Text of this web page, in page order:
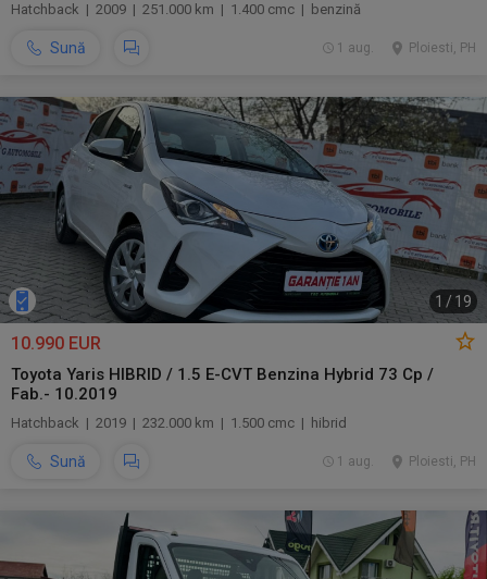
Hatchback | 2009 | 251.000 km | 1.400 cmc | benzină
Sună Ploiesti, PH
1 aug.
1 /19
10.990 EUR
Toyota Yaris HIBRID / 1.5 E-CVT Benzina Hybrid 73 Cp /
Fab.- 10.2019
Hatchback | 2019 | 232.000 km | 1.500 cmc | hibrid
Sună Ploiesti, PH
1 aug.